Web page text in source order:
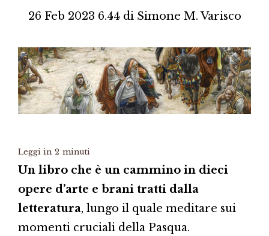
26 Feb 2023 6.44 di Simone M. Varisco
Leggi in 2 minuti
Un libro che è un cammino in dieci
opere d’arte e brani tratti dalla
letteratura, lungo il quale meditare sui
momenti cruciali della Pasqua.